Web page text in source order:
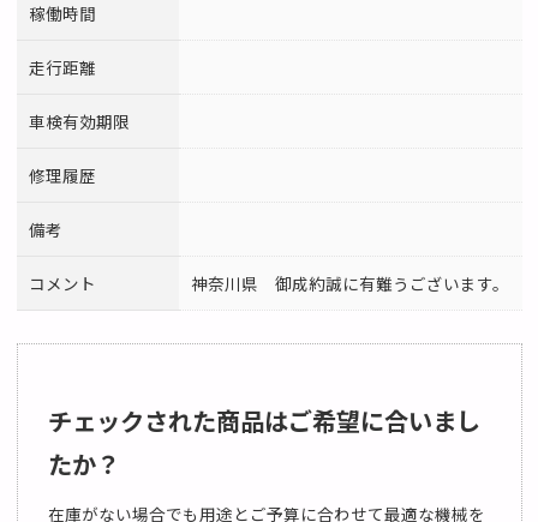
稼働時間
走行距離
車検有効期限
修理履歴
備考
コメント 神奈川県 御成約誠に有難うございます。
チェックされた商品はご希望に合いまし
たか？
在庫がない場合でも用途とご予算に合わせて最適な機械を